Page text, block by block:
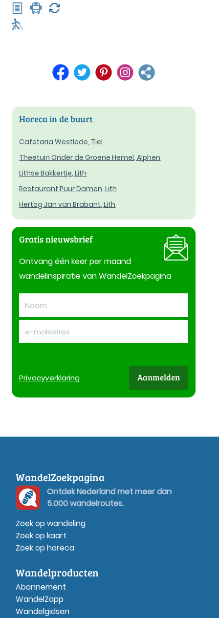
Horeca in de buurt
Cafetaria Westlede, Tiel
Theetuin Onder de Groene Hemel, Alphen
Lithse Bakkertje, Lith
Restaurant Puur Damen, Lith
Hertog Jan van Brabant, Lith
Gratis nieuwsbrief
Ontvang één keer per maand
wandelinspiratie van WandelZoekpagina
Privacyverklaring Aanmelden
WandelZoekpagina
Ontdek Nederland met meer dan
5.000 wandelroutes.
Zoek op wandeling
Zoek op kaart
Zoek op horeca
Wandelproducten
Abonnement
WandelZapp
Wandelgidsen